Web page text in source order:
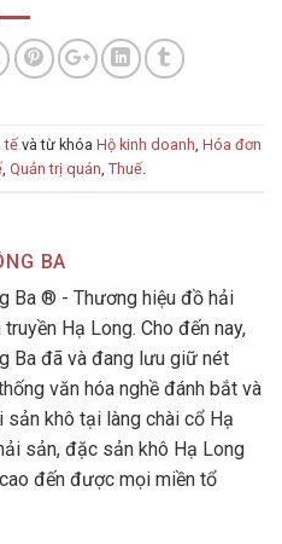
tếvà từ khóa Hộ kinh doanh Hóa đơn
, Quản trị quán Thuế.
BA
Ba ® - Thương hiệu đồ hải
Hạ Long. Cho đến nay,
Ba đã và đang lưu giữ nét
văn hóa nghề đánh bắt và
sản khô tại làng chài cổ Hạ
sản, đặc sản khô Hạ Long
đến được mọi miền tổ